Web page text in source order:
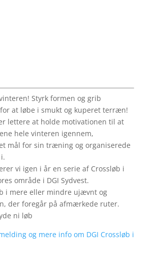
Styrk formen og grib
at løbe i smukt og kuperet terræn!
lettere at holde motivationen til at
hele vinteren igennem,
mål for sin træning og organiserede
vi igen i år en serie af Crossløb i
område i DGI Sydvest.
i mere eller mindre ujævnt og
der foregår på afmærkede ruter.
ni løb
og mere info om DGI Crossløb i